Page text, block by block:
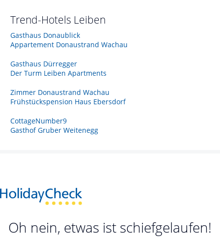
Trend-Hotels Leiben
Gasthaus Donaublick
Appartement Donaustrand Wachau
Gasthaus Dürregger
Der Turm Leiben Apartments
Zimmer Donaustrand Wachau
Frühstückspension Haus Ebersdorf
CottageNumber9
Gasthof Gruber Weitenegg
Oh nein, etwas ist schiefgelaufen!